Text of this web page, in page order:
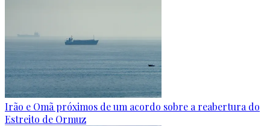
Irão e Omã próximos de um acordo sobre a reabertura do
Estreito de Ormuz